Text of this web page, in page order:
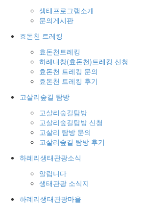
생태프로그램소개
문의게시판
효돈천 트레킹
효돈천트레킹
하례내창(효돈천)트레킹 신청
효돈천 트레킹 문의
효돈천 트레킹 후기
고살리숲길 탐방
고살리숲길탐방
고살리숲길탐방 신청
고살리 탐방 문의
고살리숲길 탐방 후기
하례리생태관광소식
알립니다
생태관광 소식지
하례리생태관광마을